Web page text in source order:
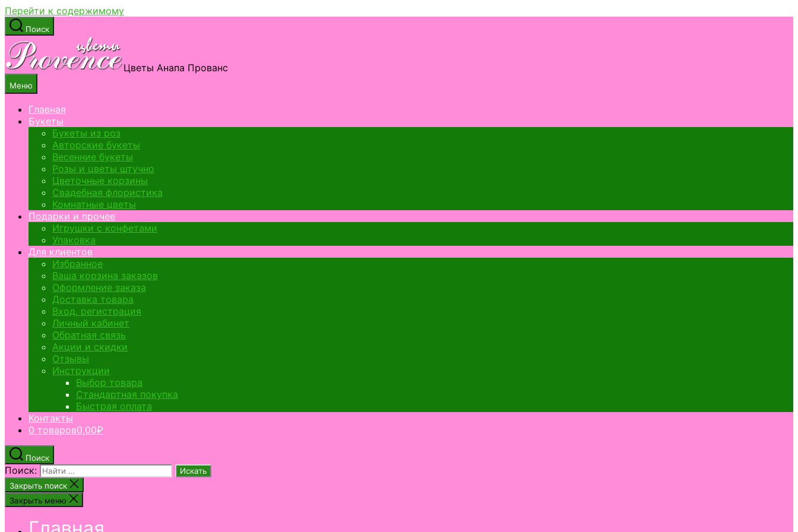
Перейти к содержимому
Поиск
Цветы Анапа Прованс
Меню
Главная
Букеты
Букеты из роз
Авторские букеты
Весенние букеты
Розы и цветы штучно
Цветочные корзины
Свадебная флористика
Комнатные цветы
Подарки и прочее
Игрушки с конфетами
Упаковка
Для клиентов
Избранное
Ваша корзина заказов
Оформление заказа
Доставка товара
Вход, регистрация
Личный кабинет
Обратная связь
Акции и скидки
Отзывы
Инструкции
Выбор товара
Стандартная покупка
Быстрая оплата
Контакты
0 товаров0,00₽
Поиск
Поиск:
Закрыть поиск
Закрыть меню